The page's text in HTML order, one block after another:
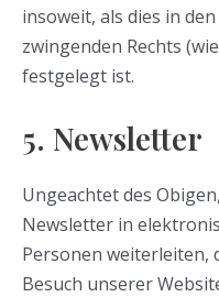
insoweit, als dies in
zwingenden Rechts
festgelegt ist.
5. Newsletter
Ungeachtet des
Newsletter in
Personen weiterleiten,
Besuch unserer